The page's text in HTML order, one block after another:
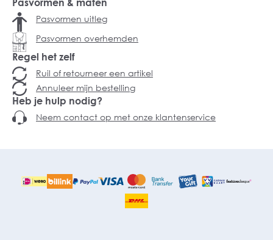
Pasvormen & maten
Pasvormen uitleg
Pasvormen overhemden
Regel het zelf
Ruil of retourneer een artikel
Annuleer mijn bestelling
Heb je hulp nodig?
Neem contact op met onze klantenservice